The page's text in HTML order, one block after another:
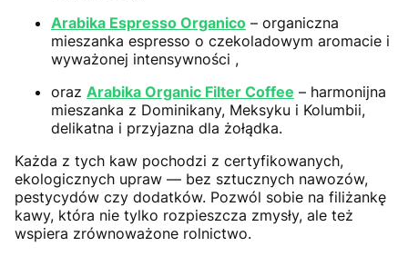
Arabika Espresso Organico – organiczna
mieszanka espresso o czekoladowym aromacie i
wyważonej intensywności ,
oraz Arabika Organic Filter Coffee – harmonijna
mieszanka z Dominikany, Meksyku i Kolumbii,
delikatna i przyjazna dla żołądka.
Każda z tych kaw pochodzi z certyfikowanych,
ekologicznych upraw — bez sztucznych nawozów,
pestycydów czy dodatków. Pozwól sobie na filiżankę
kawy, która nie tylko rozpieszcza zmysły, ale też
wspiera zrównoważone rolnictwo.